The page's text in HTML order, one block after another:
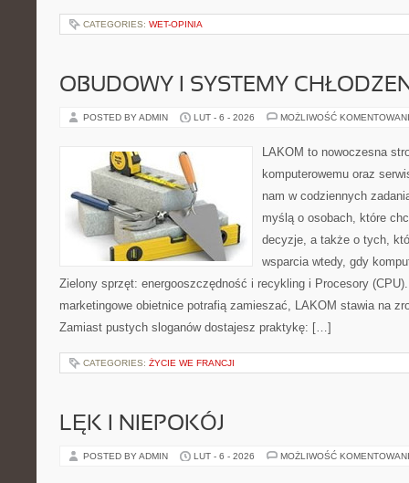
CATEGORIES: WET-OPINIA
OBUDOWY I SYSTEMY
POSTED BY ADMIN LUT - 6 - 2026 MOŻLIWOŚĆ
LAKOM to nowoczesna
komputerowemu oraz
nam w codziennych
myślą o osobach, które
decyzje, a także o tych,
wsparcia wtedy, gdy
Zielony sprzęt: energooszczędność i recykling i Procesory
marketingowe obietnice potrafią zamieszać, LAKOM stawia na
Zamiast pustych sloganów dostajesz praktykę: […]
CATEGORIES: ŻYCIE WE FRANCJI
LĘK I NIEPOKÓJ
POSTED BY ADMIN LUT - 6 - 2026 MOŻLIWOŚĆ